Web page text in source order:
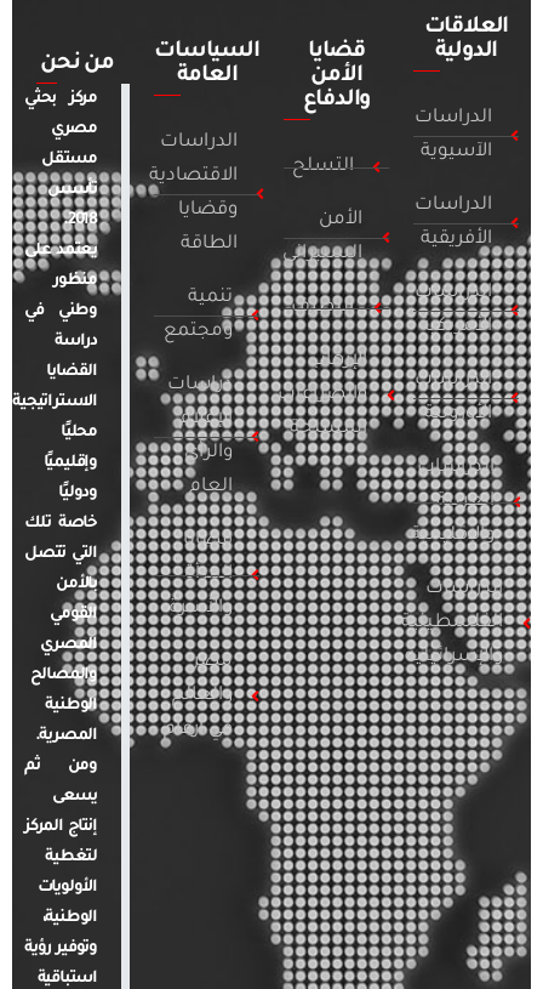
العلاقات
الدولية
الدراسات
الآسيوية
الدراسات
الأفريقية
الدراسات
الأمريكية
الدراسات
الأوروبية
الدراسات
العربية
والإقليمية
الدراسات
الفلسطينية
والإسرائيلية
قضايا
الأمن
والدفاع
التسلح
الأمن
السيبراني
التطرف
الإرهاب
والصراعات
المسلحة
السياسات
العامة
الدراسات
الاقتصادية
وقضايا
الطاقة
تنمية
ومجتمع
دراسات
الإعلام
والرأي
العام
قضايا
المرأة
والأسرة
مصر
والعالم
في أرقام
من نحن
مركز بحثي
مصري
مستقل
تأسس
2018.
يعتمد على
منظور
وطني في
دراسة
القضايا
الاستراتيجية
محليًا
وإقليميًا
ودوليًا
خاصة تلك
التي تتصل
بالأمن
القومي
المصري
والمصالح
الوطنية
المصرية.
ومن ثم
يسعى
إنتاج المركز
لتغطية
الأولويات
الوطنية،
وتوفير رؤية
استباقية